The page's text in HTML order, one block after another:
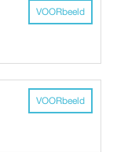
VOORbeeld
VOORbeeld